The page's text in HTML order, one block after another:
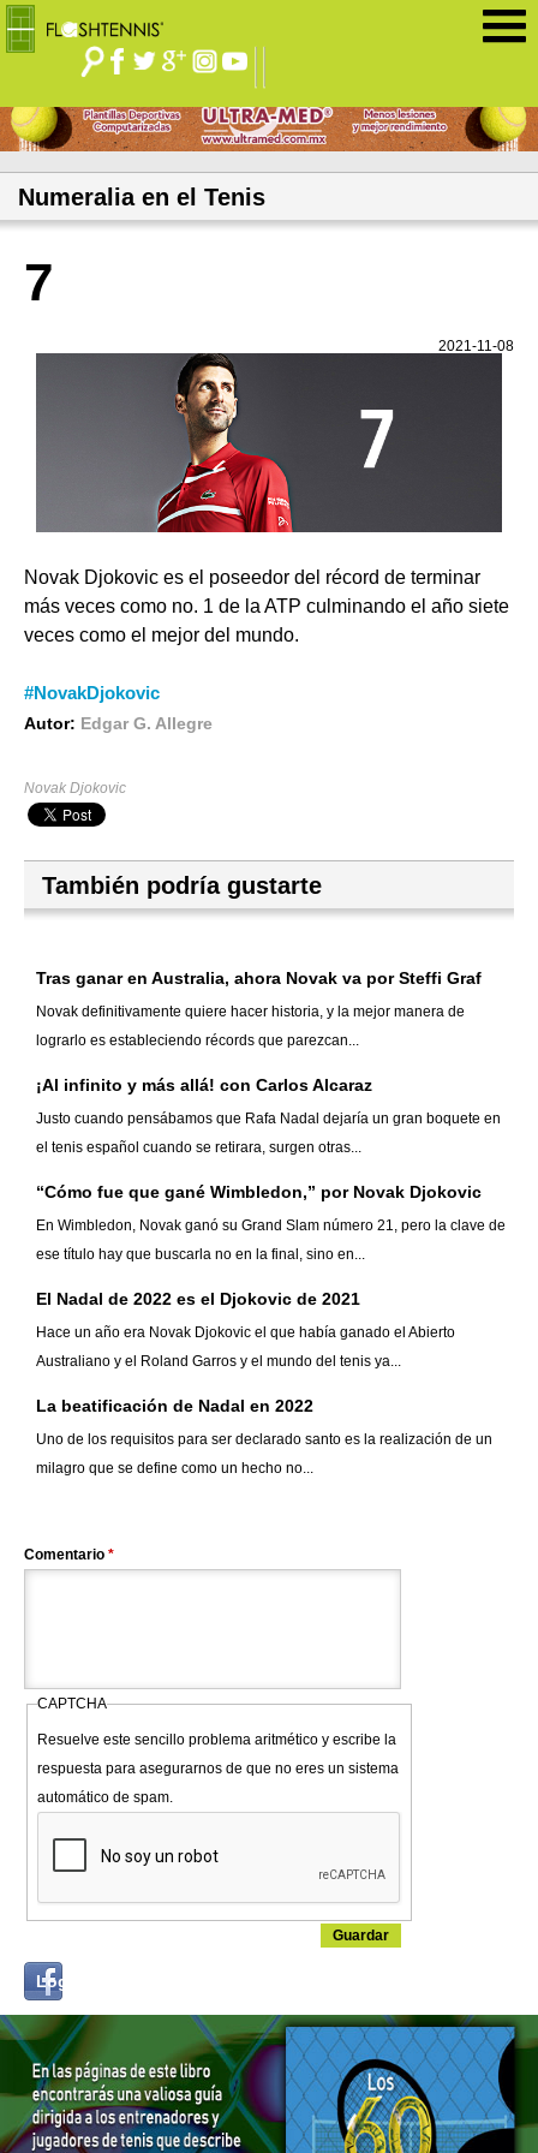
Numeralia en el Tenis
7
2021-11-08
Novak Djokovic es el poseedor del récord de terminar
más veces como no. 1 de la ATP culminando el año siete
veces como el mejor del mundo.
#NovakDjokovic
Autor: Edgar G. Allegre
Novak Djokovic
También podría gustarte
Tras ganar en Australia, ahora Novak va por Steffi Graf
Novak definitivamente quiere hacer historia, y la mejor manera de
lograrlo es estableciendo récords que parezcan...
¡Al infinito y más allá! con Carlos Alcaraz
Justo cuando pensábamos que Rafa Nadal dejaría un gran boquete en
el tenis español cuando se retirara, surgen otras...
“Cómo fue que gané Wimbledon,” por Novak Djokovic
En Wimbledon, Novak ganó su Grand Slam número 21, pero la clave de
ese título hay que buscarla no en la final, sino en...
El Nadal de 2022 es el Djokovic de 2021
Hace un año era Novak Djokovic el que había ganado el Abierto
Australiano y el Roland Garros y el mundo del tenis ya...
La beatificación de Nadal en 2022
Uno de los requisitos para ser declarado santo es la realización de un
milagro que se define como un hecho no...
Comentario *
CAPTCHA
Resuelve este sencillo problema aritmético y escribe la
respuesta para asegurarnos de que no eres un sistema
automático de spam.
Log in with...